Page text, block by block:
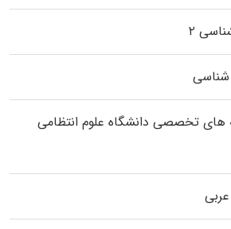
۲
شناسی
ﻫﺎی تخصصی داﻧﺸﮕﺎه ﻋﻠﻮم انتظامی